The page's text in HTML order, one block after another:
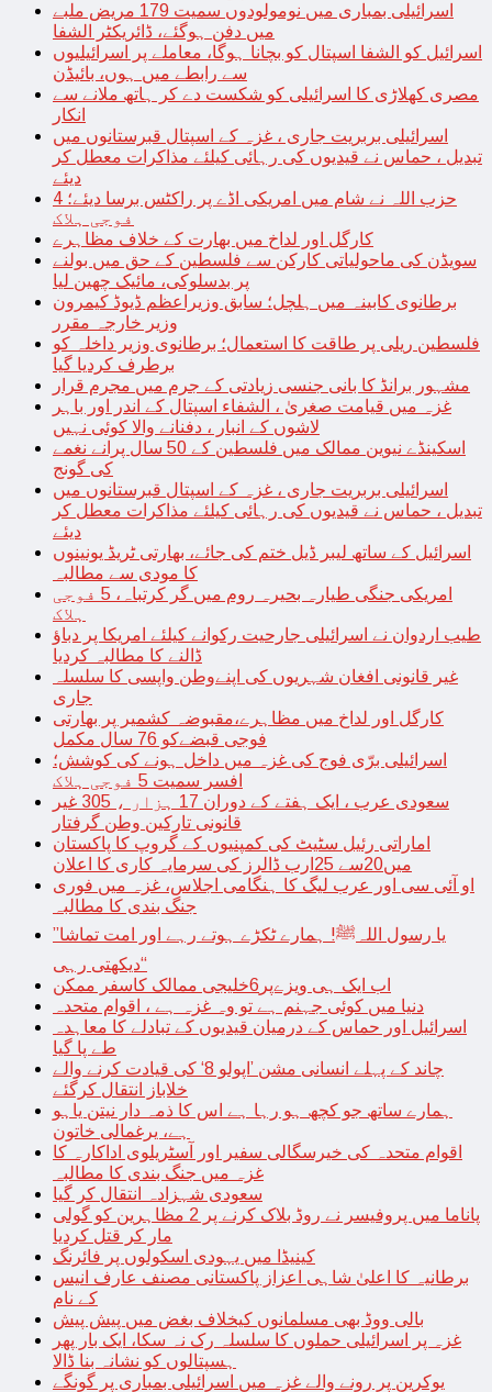
اسرائیلی بمباری میں نومولودوں سمیت 179 مریض ملبے
میں دفن ہوگئے، ڈائریکٹر الشفا
اسرائیل کو الشفا اسپتال کو بچانا ہوگا، معاملے پر اسرائیلیوں
سے رابطے میں ہوں، بائیڈن
مصری کھلاڑی کا اسرائیلی کو شکست دے کر ہاتھ ملانے سے
انکار
اسرائیلی بربریت جاری ، غزہ کے اسپتال قبرستانوں میں
تبدیل ، حماس نے قیدیوں کی رہائی کیلئے مذاکرات معطل کر
دیئے
حزب اللہ نے شام میں امریکی اڈے پر راکٹس برسا دیئے؛ 4
فوجی ہلاک
کارگل اور لداخ میں بھارت کے خلاف مظاہرے
سویڈن کی ماحولیاتی کارکن سے فلسطین کے حق میں بولنے
پر بدسلوکی، مائیک چھین لیا
برطانوی کابینہ میں ہلچل؛ سابق وزیراعظم ڈیوڈ کیمرون
وزیر خارجہ مقرر
فلسطین ریلی پر طاقت کا استعمال؛ برطانوی وزیر داخلہ کو
برطرف کردیا گیا
مشہور برانڈ کا بانی جنسی زیادتی کے جرم میں مجرم قرار
غزہ میں قیامت صغریٰ ، الشفاء اسپتال کے اندر اور باہر
لاشوں کے انبار ، دفنانے والا کوئی نہیں
اسکینڈے نیوین ممالک میں فلسطین کے 50 سال پرانے نغمے
کی گونج
اسرائیلی بربریت جاری ، غزہ کے اسپتال قبرستانوں میں
تبدیل ، حماس نے قیدیوں کی رہائی کیلئے مذاکرات معطل کر
دیئے
اسرائیل کے ساتھ لیبر ڈیل ختم کی جائے، بھارتی ٹریڈ یونینوں
کا مودی سے مطالبہ
امریکی جنگی طیارہ بحیرہ روم میں گر کرتباہ، 5 فوجی
ہلاک
طیب اردوان نے اسرائیلی جارحیت رکوانے کیلئے امریکا پر دباؤ
ڈالنے کا مطالبہ کردیا
غیر قانونی افغان شہریوں کی اپنےوطن واپسی کا سلسلہ
جاری
کارگل اور لداخ میں مظاہرے،مقبوضہ کشمیر پر بھارتی
فوجی قبضےکو 76 سال مکمل
اسرائیلی برّی فوج کی غزہ میں داخل ہونے کی کوشش؛
افسر سمیت 5 فوجی ہلاک
سعودی عرب ، ایک ہفتے کے دوران 17 ہزار ، 305 غیر
قانونی تارکین وطن گرفتار
اماراتی رئیل سٹیٹ کی کمپنیوں کے گروپ کا پاکستان
میں20سے 25ارب ڈالرز کی سرمایہ کاری کا اعلان
او آئی سی اور عرب لیگ کا ہنگامی اجلاس، غزہ میں فوری
جنگ بندی کا مطالبہ
’’یا رسول اللہﷺ! ہمارے ٹکڑے ہوتے رہے اور امت تماشا
دیکھتی رہی‘‘
اب ایک ہی ویزےپر6خلیجی ممالک کاسفر ممکن
دنیا میں کوئی جہنم ہے تو وہ غزہ ہے ، اقوام متحدہ
اسرائیل اور حماس کے درمیان قیدیوں کے تبادلے کا معاہدہ
طے پا گیا
چاند کے پہلے انسانی مشن ’اپولو 8‘ کی قیادت کرنے والے
خلاباز انتقال کرگئے
ہمارے ساتھ جو کچھ ہو رہا ہے اس کا ذمہ دار نیتن یاہو
ہے، یرغمالی خاتون
اقوام متحدہ کی خیرسگالی سفیر اور آسٹریلوی اداکارہ کا
غزہ میں جنگ بندی کا مطالبہ
سعودی شہزادہ انتقال کر گیا
پاناما میں پروفیسر نے روڈ بلاک کرنے پر 2 مظاہرین کو گولی
مار کر قتل کردیا
کینیڈا میں یہودی اسکولوں پر فائرنگ
برطانیہ کا اعلیٰ شاہی اعزاز پاکستانی مصنف عارف انیس
کے نام
بالی ووڈ بھی مسلمانوں کیخلاف بغض میں پیش پیش
غزہ پر اسرائیلی حملوں کا سلسلہ رک نہ سکا، ایک بار پھر
ہسپتالوں کو نشانہ بنا ڈالا
یوکرین پر رونے والے غزہ میں اسرائیلی بمباری پر گونگے